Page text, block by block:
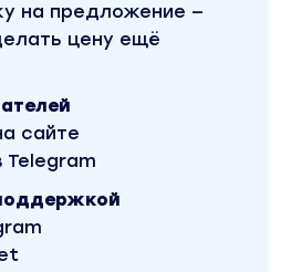
на предложение —
цену ещё
сайте
Telegram